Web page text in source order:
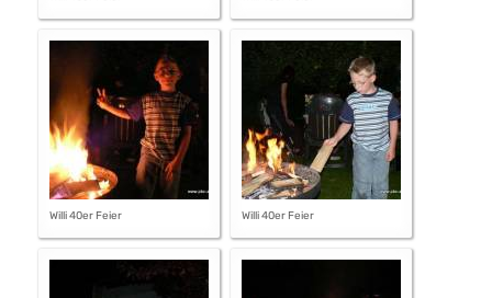
Willi 40er Feier Willi 40er Feier